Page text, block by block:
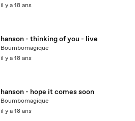
il y a 18 ans
hanson - thinking of you - live
Boumbomagique
il y a 18 ans
hanson - hope it comes soon
Boumbomagique
il y a 18 ans